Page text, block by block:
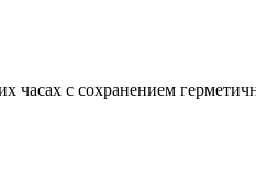
часах с сохранением